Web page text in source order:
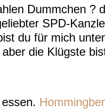
Dummchen ?
SPD-
du für mich
die Klügste